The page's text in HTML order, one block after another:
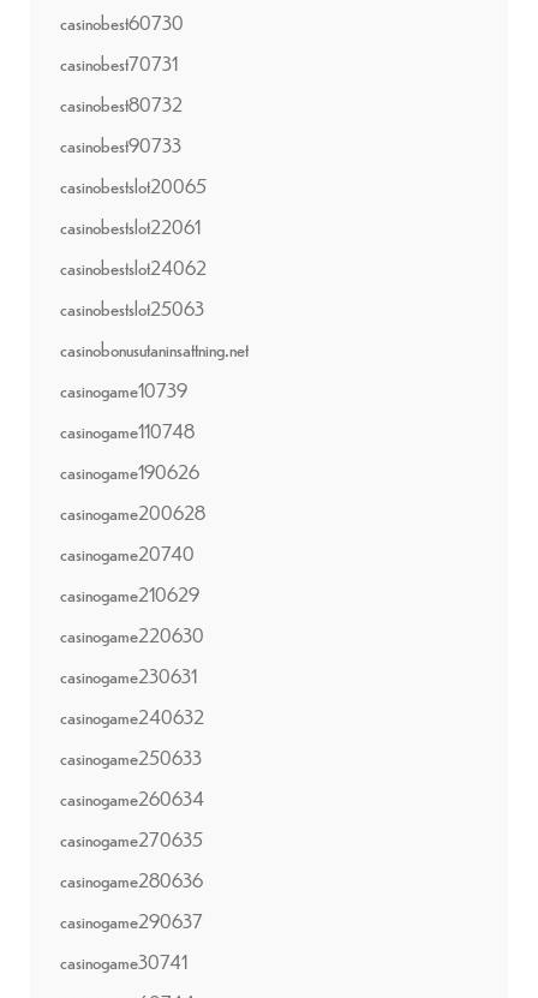
casinobest60730
casinobest70731
casinobest80732
casinobest90733
casinobestslot20065
casinobestslot22061
casinobestslot24062
casinobestslot25063
casinobonusutaninsattning.net
casinogame10739
casinogame110748
casinogame190626
casinogame200628
casinogame20740
casinogame210629
casinogame220630
casinogame230631
casinogame240632
casinogame250633
casinogame260634
casinogame270635
casinogame280636
casinogame290637
casinogame30741